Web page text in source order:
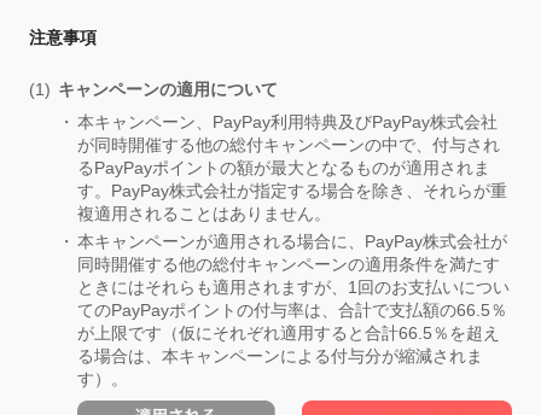
注意事項
キャンペーンの適用について
本キャンペーン、PayPay利用特典及びPayPay株式会社
が同時開催する他の総付キャンペーンの中で、付与され
るPayPayポイントの額が最大となるものが適用されま
す。PayPay株式会社が指定する場合を除き、それらが重
複適用されることはありません。
本キャンペーンが適用される場合に、PayPay株式会社が
同時開催する他の総付キャンペーンの適用条件を満たす
ときにはそれらも適用されますが、1回のお支払いについ
てのPayPayポイントの付与率は、合計で支払額の66.5％
が上限です（仮にそれぞれ適用すると合計66.5％を超え
る場合は、本キャンペーンによる付与分が縮減されま
す）。